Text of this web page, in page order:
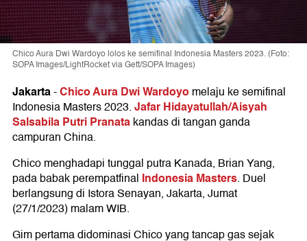
Chico Aura Dwi Wardoyo lolos ke semifinal Indonesia Masters 2023. (Foto:
SOPA Images/LightRocket via Gett/SOPA Images)
Jakarta-Chico Aura Dwi Wardoyomelaju ke semifinal
Indonesia Masters 2023.Jafar Hidayatullah/Aisyah
Salsabila Putri Pranatakandas di tangan ganda
campuran China.
Chico menghadapi tunggal putra Kanada, Brian Yang,
pada babak perempatfinal Indonesia Masters. Duel
berlangsung di Istora Senayan, Jakarta, Jumat
(27/1/2023) malam WIB.
Gim pertama didominasi Chico yang tancap gas sejak